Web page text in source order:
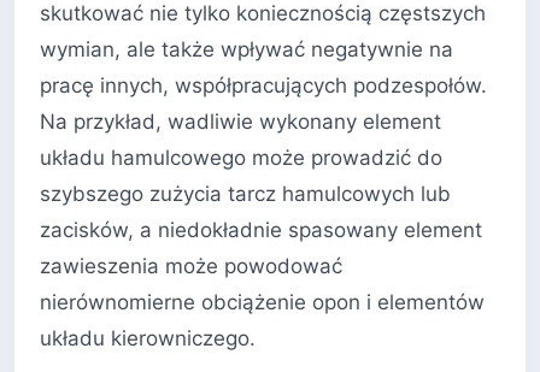
skutkować nie tylko koniecznością częstszych
wymian, ale także wpływać negatywnie na
pracę innych, współpracujących podzespołów.
Na przykład, wadliwie wykonany element
układu hamulcowego może prowadzić do
szybszego zużycia tarcz hamulcowych lub
zacisków, a niedokładnie spasowany element
zawieszenia może powodować
nierównomierne obciążenie opon i elementów
układu kierowniczego.